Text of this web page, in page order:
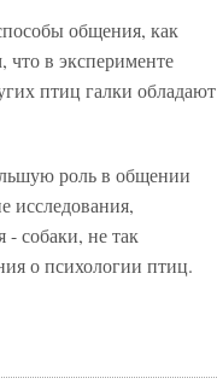
общения, как
что в эксперименте
птиц галки обладают
роль в общении
исследования,
собаки, не так
о психологии птиц.